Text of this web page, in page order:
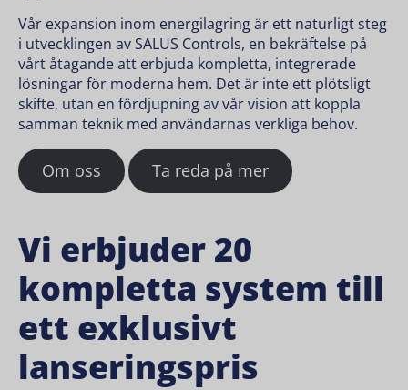
Vår expansion inom energilagring är ett naturligt steg
i utvecklingen av SALUS Controls, en bekräftelse på
vårt åtagande att erbjuda kompletta, integrerade
lösningar för moderna hem. Det är inte ett plötsligt
skifte, utan en fördjupning av vår vision att koppla
samman teknik med användarnas verkliga behov.
Om oss Ta reda på mer
Vi erbjuder 20
kompletta system till
ett exklusivt
lanseringspris